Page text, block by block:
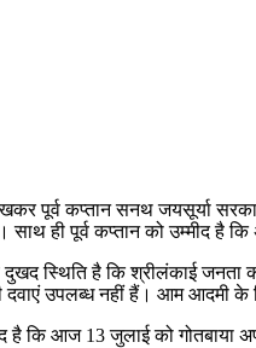
पूर्व कप्तान सनथ जयसूर्या
साथ ही पूर्व कप्तान को उम्मीद
दुखद स्थिति है कि श्रीलंकाई
दवाएं उपलब्ध नहीं हैं। आम आदमी
है कि आज 13 जुलाई को